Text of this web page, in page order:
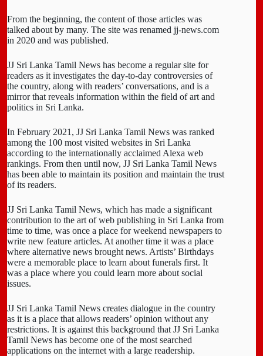
From the beginning, the content of those articles was
talked about by many. The site was renamed jj-news.com
in 2020 and was published.
JJ Sri Lanka Tamil News has become a regular site for
readers as it investigates the day-to-day controversies of
the country, along with readers’ conversations, and is a
mirror that reveals information within the field of art and
politics in Sri Lanka.
In February 2021, JJ Sri Lanka Tamil News was ranked
among the 100 most visited websites in Sri Lanka
according to the internationally acclaimed Alexa web
rankings. From then until now, JJ Sri Lanka Tamil News
has been able to maintain its position and maintain the trust
of its readers.
JJ Sri Lanka Tamil News, which has made a significant
contribution to the art of web publishing in Sri Lanka from
time to time, was once a place for weekend newspapers to
write new feature articles. At another time it was a place
where alternative news brought news. Artists’ Birthdays
were a memorable place to learn about funerals first. It
was a place where you could learn more about social
issues.
JJ Sri Lanka Tamil News creates dialogue in the country
as it is a place that allows readers’ opinion without any
restrictions. It is against this background that JJ Sri Lanka
Tamil News has become one of the most searched
applications on the internet with a large readership.